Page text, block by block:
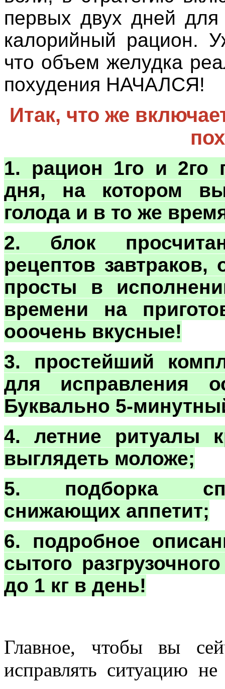
первых двух дней для
калорийный рацион.
что объем желудка
похудения НАЧАЛСЯ!
Итак, что же
1. рацион 1го и 2го
дня, на котором
голода и в то же
2. блок
рецептов
просты в
времени на
ооочень вкусные!
3. простейший
для исправления
Буквально 5-
4. летние ритуалы
выглядеть моложе;
5. подборка
снижающих аппетит;
6. подробное
сытого
до 1 кг в день!
Главное, чтобы вы
исправлять ситуацию